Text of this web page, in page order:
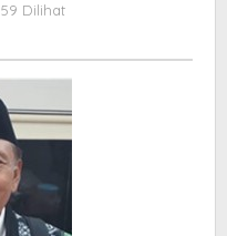
59 Dilihat